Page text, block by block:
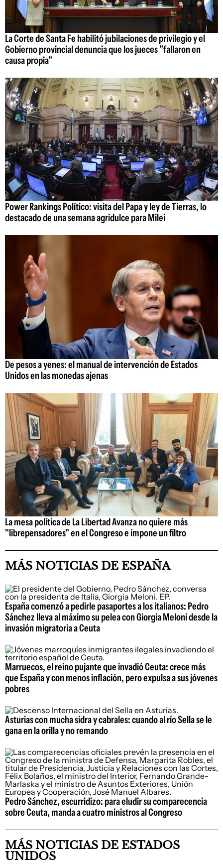
La Corte de Santa Fe habilitó jubilaciones de privilegio y el
Gobierno provincial denuncia que los jueces "fallaron en
causa propia"
Power Rankings Político: visita del Papa y ley de Tierras, lo
destacado de una semana agridulce para Milei
De pesos a yenes: el manual de intervención de Estados
Unidos en las monedas ajenas
La mesa política de La Libertad Avanza no quiere más
"librepensadores" en el Congreso e impone un filtro
MÁS NOTICIAS DE ESPAÑA
España comenzó a pedirle pasaportes a los italianos: Pedro
Sánchez lleva al máximo su pelea con Giorgia Meloni desde la
invasión migratoria a Ceuta
Marruecos, el reino pujante que invadió Ceuta: crece más
que España y con menos inflación, pero expulsa a sus jóvenes
pobres
Asturias con mucha sidra y cabrales: cuando al río Sella se le
gana en la orilla y no remando
Pedro Sánchez, escurridizo: para eludir su comparecencia
sobre Ceuta, manda a cuatro ministros al Congreso
MÁS NOTICIAS DE ESTADOS
UNIDOS